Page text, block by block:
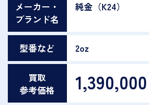
メーカー・
ブランド名
純金（K24）
型番など 2oz
買取
参考価格
1,390,000